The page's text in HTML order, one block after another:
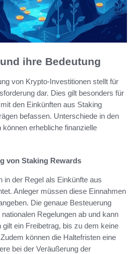
ihre Bedeutung
von Krypto-Investitionen stellt für
dar. Dies gilt besonders für
den Einkünften aus Staking
befassen. Unterschiede in den
erhebliche finanzielle
von Staking Rewards
in der Regel als Einkünfte aus
Anleger müssen diese Einnahmen
Die genaue Besteuerung
Regelungen ab und kann
gilt ein Freibetrag, bis zu dem keine
können die Haltefristen eine
bei der Veräußerung der